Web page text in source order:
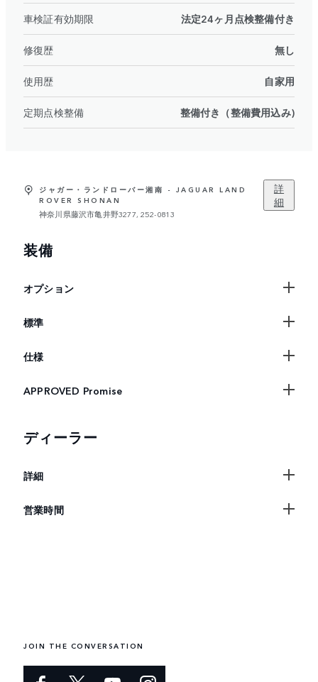
車検証有効期限 法定24ヶ月点検整備付き
修復歴 無し
使用歴 自家用
定期点検整備 整備付き（整備費用込み)
ジャガー・ランドローバー湘南 - JAGUAR LAND
ROVER SHONAN
神奈川県藤沢市亀井野3277, 252-0813
詳
細
装備
オプション
標準
仕様
APPROVED Promise
ディーラー
詳細
営業時間
JOIN THE CONVERSATION